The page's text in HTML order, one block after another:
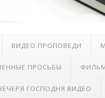
ВИДЕО ПРОПОВЕДИ
ПРОСЬБЫ
ГОСПОДНЯ ВИДЕО